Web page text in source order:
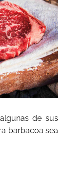
de sus
barbacoa sea